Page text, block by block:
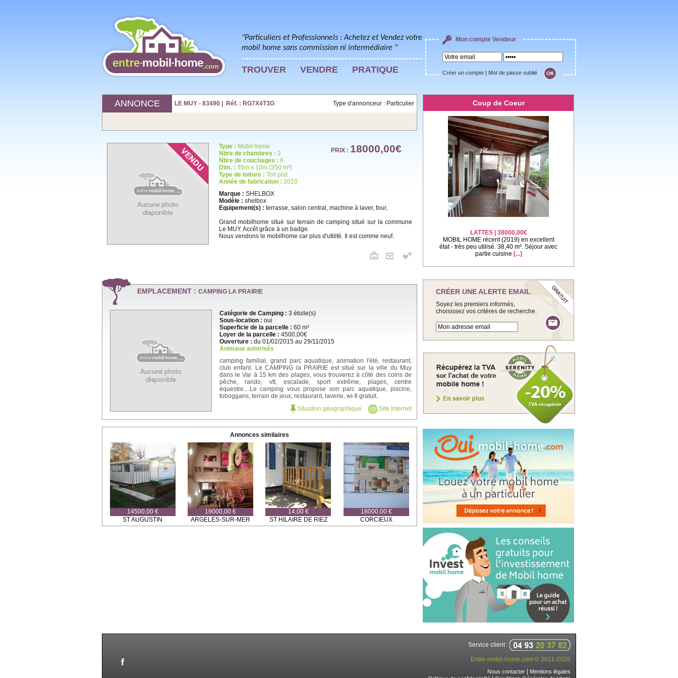
"Particuliers et Professionnels : Achetez et Vendez votre
mobil home sans commission ni intermédiaire "
TROUVER VENDRE PRATIQUE
Mon compte Vendeur
Créer un compte Mot de passe oublié
ANNONCE LE MUY - 83490 | Réf. : RG7X4T3G Type d'annonceur : Particulier
Type : Mobil home
Nbre de chambres : 2
Nbre de couchages : 6
Dim. : 35m x 10m (350 m²)
Type de toiture : Toit plat
Année de fabrication : 2010
PRIX : 18000,00€
Marque : SHELBOX
Modèle : shelbox
Equipement(s) : terrasse, salon central, machine à laver, four,
Grand mobilhome situé sur terrain de camping situé sur la commune
Le MUY. Accêt grâce à un badge.
Nous vendons le mobilhome car plus d'utilité. Il est comme neuf.
EMPLACEMENT : CAMPING LA PRAIRIE
Catégorie de Camping : 3 étoile(s)
Sous-location : oui
Superficie de la parcelle : 60 m²
Loyer de la parcelle : 4500,00€
Ouverture : du 01/02/2015 au 29/11/2015
Animaux autorisés
camping familial, grand parc aquatique, animation l'été, restaurant,
club enfant. Le CAMPING la PRAIRIE est situé sur la ville du Muy
dans le Var à 15 km des plages, vous trouverez à côté des coins de
pêche, rando, vtt, escalade, sport extrême, plages, centre
équestre....Le camping vous propose son parc aquatique, piscine,
toboggans, terrain de jeux, restaurant, laverie, wi-fi gratuit.
Situation géographique
Site Internet
Annonces similaires
14500,00 €
ST AUGUSTIN
19000,00 €
ARGELES-SUR-MER
14,00 €
ST HILAIRE DE RIEZ
18000,00 €
CORCIEUX
Coup de Coeur
LATTES | 38000,00€
MOBIL HOME récent (2019) en excellent
état - très peu utilisé. 38,40 m². Séjour avec
partie cuisine [...]
CRÉER UNE ALERTE EMAIL
Soyez les premiers informés,
choisissez vos critères de recherche.
Service client :
Entre-mobil-home.com © 2011-2026
Nous contacter
Mentions légales